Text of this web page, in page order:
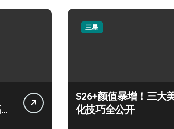
三星
S26+颜值暴增！三大
化技巧全公开